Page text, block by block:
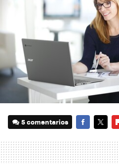
5 comentarios